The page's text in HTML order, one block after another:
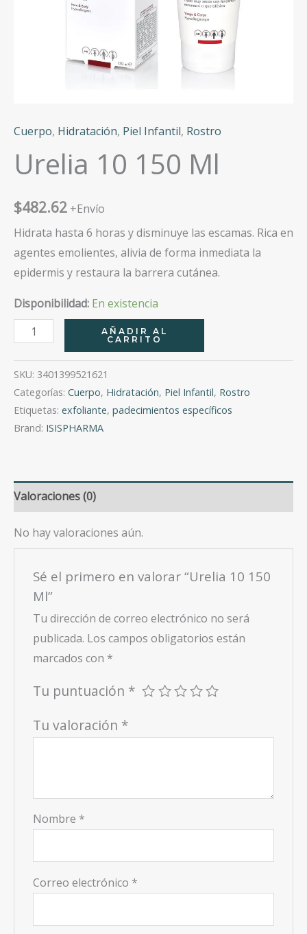
Cuerpo, Hidratación, Piel Infantil, Rostro
Urelia 10 150 Ml
$482.62 +Envío
Hidrata hasta 6 horas y disminuye las escamas. Rica en
agentes emolientes, alivia de forma inmediata la
epidermis y restaura la barrera cutánea.
Disponibilidad: En existencia
Urelia
10
150
Ml
cantidad
AÑADIR AL
CARRITO
SKU: 3401399521621
Categorías: Cuerpo, Hidratación, Piel Infantil, Rostro
Etiquetas: exfoliante, padecimientos específicos
Brand: ISISPHARMA
Valoraciones (0)
No hay valoraciones aún.
Sé el primero en valorar “Urelia 10 150
Ml”
Tu dirección de correo electrónico no será
publicada. Los campos obligatorios están
marcados con *
Tu puntuación *
Tu valoración *
Nombre *
Correo electrónico *